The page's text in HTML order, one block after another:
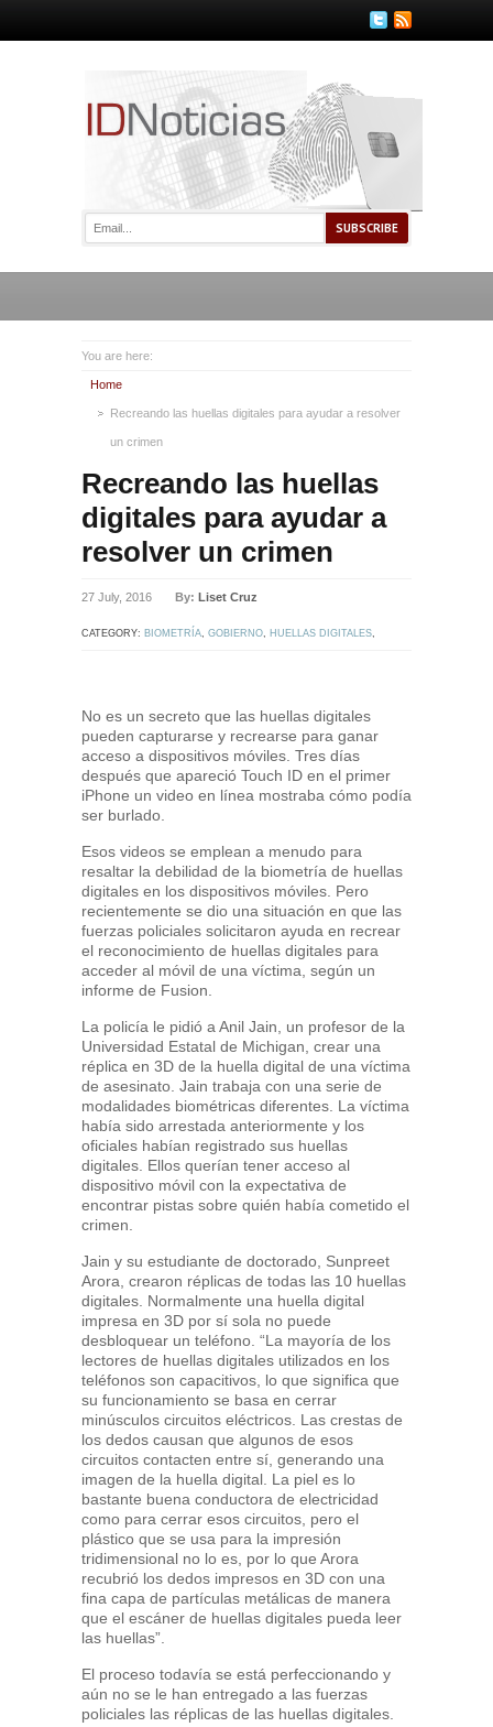
You are here:
Home
Recreando las huellas digitales para ayudar a resolver
un crimen
Recreando las huellas
digitales para ayudar a
resolver un crimen
27 July, 2016 By: Liset Cruz
CATEGORY: BIOMETRÍA, GOBIERNO, HUELLAS DIGITALES,
No es un secreto que las huellas digitales
pueden capturarse y recrearse para ganar
acceso a dispositivos móviles. Tres días
después que apareció Touch ID en el primer
iPhone un video en línea mostraba cómo podía
ser burlado.
Esos videos se emplean a menudo para
resaltar la debilidad de la biometría de huellas
digitales en los dispositivos móviles. Pero
recientemente se dio una situación en que las
fuerzas policiales solicitaron ayuda en recrear
el reconocimiento de huellas digitales para
acceder al móvil de una víctima, según un
informe de Fusion.
La policía le pidió a Anil Jain, un profesor de la
Universidad Estatal de Michigan, crear una
réplica en 3D de la huella digital de una víctima
de asesinato. Jain trabaja con una serie de
modalidades biométricas diferentes. La víctima
había sido arrestada anteriormente y los
oficiales habían registrado sus huellas
digitales. Ellos querían tener acceso al
dispositivo móvil con la expectativa de
encontrar pistas sobre quién había cometido el
crimen.
Jain y su estudiante de doctorado, Sunpreet
Arora, crearon réplicas de todas las 10 huellas
digitales. Normalmente una huella digital
impresa en 3D por sí sola no puede
desbloquear un teléfono. “La mayoría de los
lectores de huellas digitales utilizados en los
teléfonos son capacitivos, lo que significa que
su funcionamiento se basa en cerrar
minúsculos circuitos eléctricos. Las crestas de
los dedos causan que algunos de esos
circuitos contacten entre sí, generando una
imagen de la huella digital. La piel es lo
bastante buena conductora de electricidad
como para cerrar esos circuitos, pero el
plástico que se usa para la impresión
tridimensional no lo es, por lo que Arora
recubrió los dedos impresos en 3D con una
fina capa de partículas metálicas de manera
que el escáner de huellas digitales pueda leer
las huellas”.
El proceso todavía se está perfeccionando y
aún no se le han entregado a las fuerzas
policiales las réplicas de las huellas digitales.